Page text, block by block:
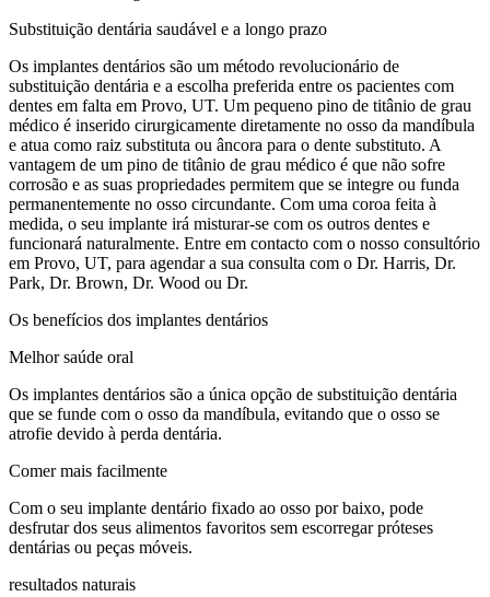
Substituição dentária saudável e a longo prazo
Os implantes dentários são um método revolucionário de
substituição dentária e a escolha preferida entre os pacientes com
dentes em falta em Provo, UT. Um pequeno pino de titânio de grau
médico é inserido cirurgicamente diretamente no osso da mandíbula
e atua como raiz substituta ou âncora para o dente substituto. A
vantagem de um pino de titânio de grau médico é que não sofre
corrosão e as suas propriedades permitem que se integre ou funda
permanentemente no osso circundante. Com uma coroa feita à
medida, o seu implante irá misturar-se com os outros dentes e
funcionará naturalmente. Entre em contacto com o nosso consultório
em Provo, UT, para agendar a sua consulta com o Dr. Harris, Dr.
Park, Dr. Brown, Dr. Wood ou Dr.
Os benefícios dos implantes dentários
Melhor saúde oral
Os implantes dentários são a única opção de substituição dentária
que se funde com o osso da mandíbula, evitando que o osso se
atrofie devido à perda dentária.
Comer mais facilmente
Com o seu implante dentário fixado ao osso por baixo, pode
desfrutar dos seus alimentos favoritos sem escorregar próteses
dentárias ou peças móveis.
resultados naturais